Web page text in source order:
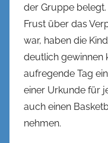
der Gruppe
Frust über das
war, haben die
deutlich gewinnen
aufregende Tag
einer Urkunde für
auch einen
nehmen.